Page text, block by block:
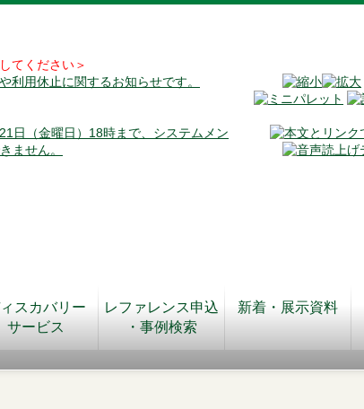
てください＞
利用休止に関するお知らせです。
日（金曜日）18時まで、システムメン
ません。
スカバリー
サービス
レファレンス申込
・事例検索
新着・展示資料